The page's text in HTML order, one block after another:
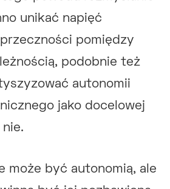
unikać napięć
pomiędzy
podobnie też
autonomii
jako docelowej
może być autonomią, ale